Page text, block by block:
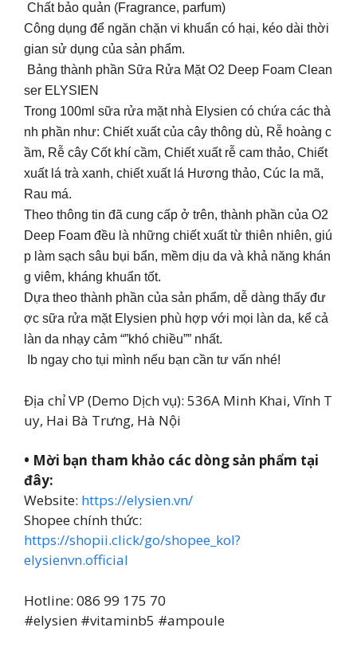
Chất bảo quản (Fragrance, parfum)
Công dụng để ngăn chặn vi khuẩn có hại, kéo dài thời
gian sử dụng của sản phẩm.
Bảng thành phần Sữa Rửa Mặt O2 Deep Foam Clean
ser ELYSIEN
Trong 100ml sữa rửa mặt nhà Elysien có chứa các thà
nh phần như: Chiết xuất của cây thông dù, Rễ hoàng c
ầm, Rễ cây Cốt khí cầm, Chiết xuất rễ cam thảo, Chiết
xuất lá trà xanh, chiết xuất lá Hương thảo, Cúc la mã,
Rau má.
Theo thông tin đã cung cấp ở trên, thành phần của O2
Deep Foam đều là những chiết xuất từ thiên nhiên, giú
p làm sạch sâu bụi bẩn, mềm dịu da và khả năng khán
g viêm, kháng khuẩn tốt.
Dựa theo thành phần của sản phẩm, dễ dàng thấy đư
ợc sữa rửa mặt Elysien phù hợp với mọi làn da, kể cả
làn da nhạy cảm “”khó chiều”” nhất.
Ib ngay cho tụi mình nếu bạn cần tư vấn nhé!
Địa chỉ VP (Demo Dịch vụ): 536A Minh Khai, Vĩnh T
uy, Hai Bà Trưng, Hà Nội
• Mời bạn tham khảo các dòng sản phẩm tại
đây:
Website: https://elysien.vn/
Shopee chính thức:
https://shopii.click/go/shopee_kol?
elysienvn.official
Hotline: 086 99 175 70
#elysien #vitaminb5 #ampoule